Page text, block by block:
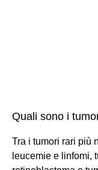
Quali sono i
Tra i tumori rari più
leucemie e linfomi,